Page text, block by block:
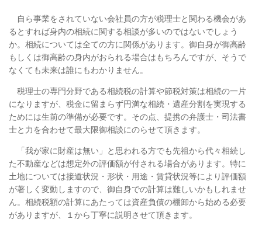
自ら事業をされていない会社員の方が税理士と関わる機会があ
るとすれば身内の相続に関する相談が多いのではないでしょう
か。相続については全ての方に関係があります。御自身が御高齢
もしくは御高齢の身内がおられる場合はもちろんですが、そうで
なくても未来は誰にもわかりません。
税理士の専門分野である相続税の計算や節税対策は相続の一片
になりますが、税金に留まらず円満な相続・遺産分割を実現する
ためには生前の準備が必要です。その点、提携の弁護士・司法書
士と力を合わせて最大限御相談にのらせて頂きます。
「我が家に財産は無い」と思われる方でも先祖から代々相続し
た不動産などは想定外の評価額が付される場合があります。特に
土地については接道状況・形状・用途・賃貸状況等により評価額
が著しく変動しますので、御自身での計算は難しいかもしれませ
ん。相続税額の計算にあたっては資産負債の棚卸から始める必要
がありますが、１から丁寧に説明させて頂きます。